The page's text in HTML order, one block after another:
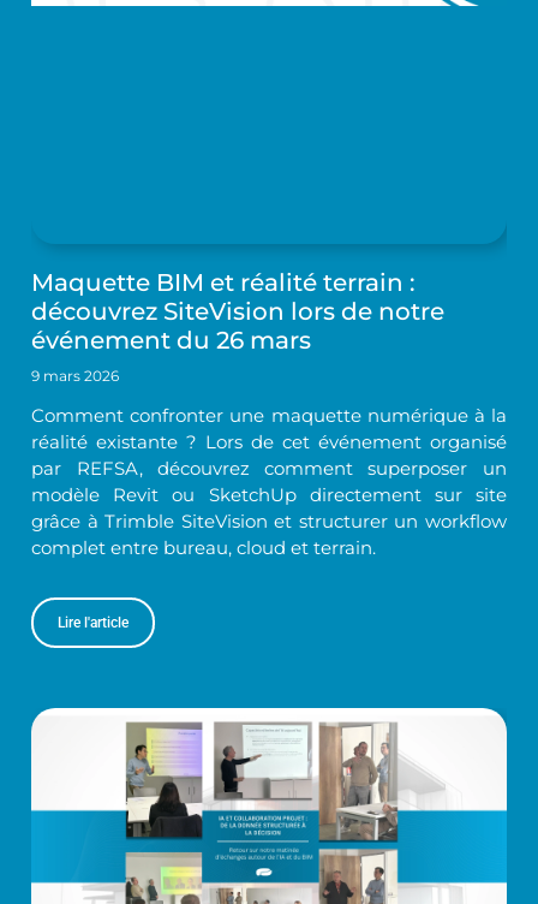
Maquette BIM et réalité terrain :
découvrez SiteVision lors de notre
événement du 26 mars
9 mars 2026
Comment confronter une maquette numérique à la
réalité existante ? Lors de cet événement organisé
par REFSA, découvrez comment superposer un
modèle Revit ou SketchUp directement sur site
grâce à Trimble SiteVision et structurer un workflow
complet entre bureau, cloud et terrain.
Lire l'article